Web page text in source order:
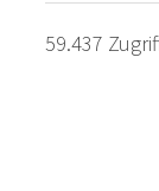
59.437